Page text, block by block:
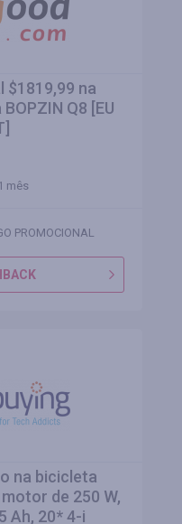
na
Q8 [EU
mês
PROMOCIONAL
na bicicleta
de 250 W,
Ah, 20* 4-i